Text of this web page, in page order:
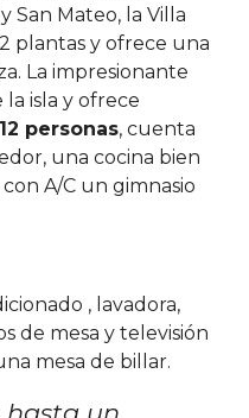
San Mateo, la Villa
plantas y ofrece una
La impresionante
la isla y ofrece
personas, cuenta
una cocina bien
con A/C un gimnasio
, lavadora,
de mesa y televisión
mesa de billar.